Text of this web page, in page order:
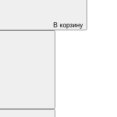
В корзину